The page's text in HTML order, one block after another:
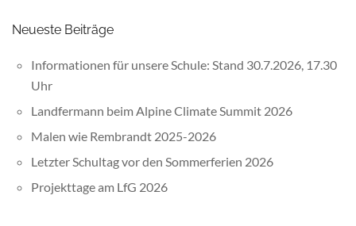
Neueste Beiträge
Informationen für unsere Schule: Stand 30.7.2026, 17.30
Uhr
Landfermann beim Alpine Climate Summit 2026
Malen wie Rembrandt 2025-2026
Letzter Schultag vor den Sommerferien 2026
Projekttage am LfG 2026